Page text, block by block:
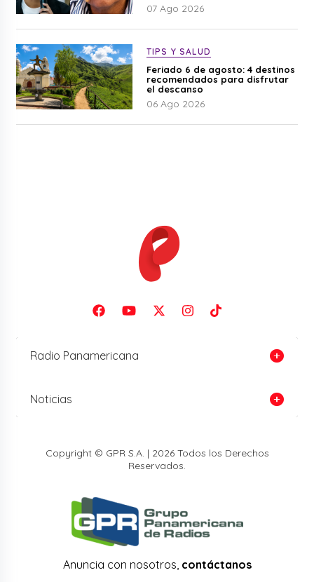
07 Ago 2026
TIPS Y SALUD
Feriado 6 de agosto: 4 destinos
recomendados para disfrutar
el descanso
06 Ago 2026
Radio Panamericana
Noticias
Copyright © GPR S.A. | 2026 Todos los Derechos
Reservados.
Anuncia con nosotros, contáctanos